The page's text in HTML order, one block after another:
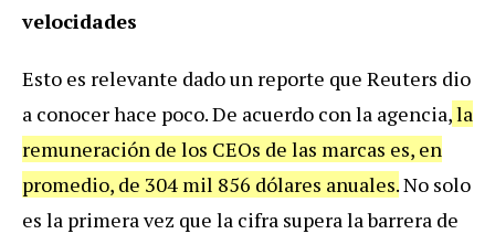
velocidades
Esto es relevante dado un reporte que Reuters dio
a conocer hace poco. De acuerdo con la agencia,la
remuneración de los CEOs de las marcas es, en
promedio, de 304 mil 856 dólares anuales.No solo
es la primera vez que la cifra supera la barrera de